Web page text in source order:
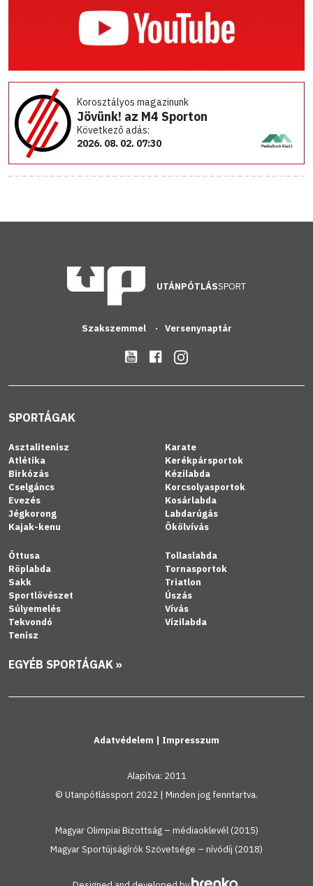
Korosztályos magazinunk
Jövünk! az M4 Sporton
Következő adás:
2026. 08. 02. 07:30
UTÁNPÓTLÁSSPORT
Szakszemmel Versenynaptár
SPORTÁGAK
Asztalitenisz
Atlétika
Birkózás
Cselgáncs
Evezés
Jégkorong
Kajak-kenu
Karate
Kerékpársportok
Kézilabda
Korcsolyasportok
Kosárlabda
Labdarúgás
Ökölvívás
Öttusa
Röplabda
Sakk
Sportlövészet
Súlyemelés
Tekvondó
Tenisz
Tollaslabda
Tornasportok
Triatlon
Úszás
Vívás
Vízilabda
EGYÉB SPORTÁGAK »
Adatvédelem | Impresszum
Alapítva: 2011
© Utanpótlássport 2022 | Minden jog fenntartva.
Magyar Olimpiai Bizottság – médiaoklevél (2015)
Magyar Sportújságírók Szövetsége – nívódíj (2018)